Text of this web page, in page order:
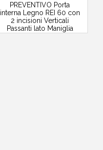
PREVENTIVO Porta
interna Legno REI 60 con
2 incisioni Verticali
Passanti lato Maniglia